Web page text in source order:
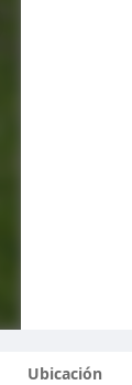
Ubicación